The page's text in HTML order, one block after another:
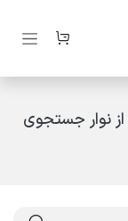
از نوار جستجوی